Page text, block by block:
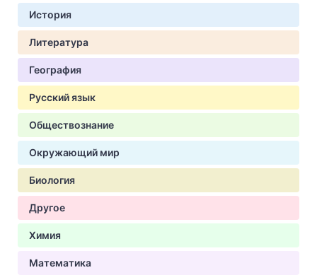
История
Литература
География
Русский язык
Обществознание
Окружающий мир
Биология
Другое
Химия
Математика